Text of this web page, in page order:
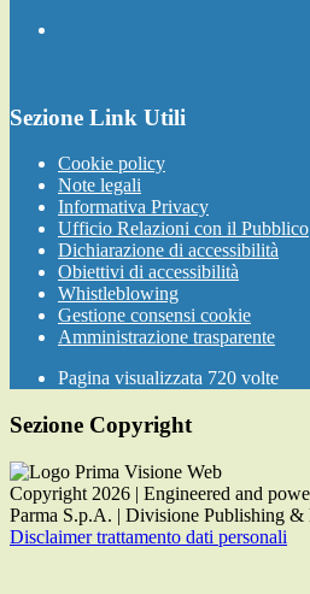
Sezione Link Utili
Cookie policy
Note legali
Informativa Privacy
Ufficio Relazioni con il Pubblico
Dichiarazione di accessibilità
Obiettivi di accessibilità
Whistleblowing
Gestione consensi cookie
Amministrazione trasparente
Pagina visualizzata 720 volte
Sezione Copyright
Copyright 2026 | Engineered and
Parma S.p.A. | Divisione Publishing
Disclaimer trattamento dati personali